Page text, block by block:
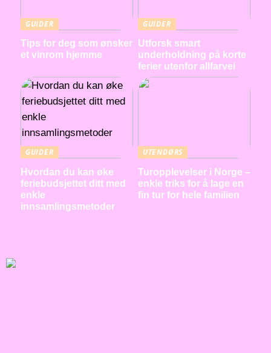
GUIDER
Tips for deg som ønsker
et vinrom hjemme
GUIDER
Utforsk smart
underholdning på korte
ferier utenfor allfarvei
GUIDER
Hvordan du kan øke
feriebudsjettet ditt med
enkle
innsamlingsmetoder
UTENDØRS
Turopplevelser i Norge –
enkle triks for å lage en
fin tur for hele familien